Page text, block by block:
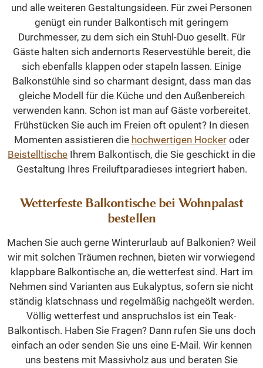
und alle weiteren Gestaltungsideen. Für zwei Personen
genügt ein runder Balkontisch mit geringem
Durchmesser, zu dem sich ein Stuhl-Duo gesellt. Für
Gäste halten sich andernorts Reservestühle bereit, die
sich ebenfalls klappen oder stapeln lassen. Einige
Balkonstühle sind so charmant designt, dass man das
gleiche Modell für die Küche und den Außenbereich
verwenden kann. Schon ist man auf Gäste vorbereitet.
Frühstücken Sie auch im Freien oft opulent? In diesen
Momenten assistieren die hochwertigen Hockeroder
Beistelltische Ihrem Balkontisch, die Sie geschickt in die
Gestaltung Ihres Freiluftparadieses integriert haben.
Wetterfeste Balkontische bei Wohnpalast
bestellen
Machen Sie auch gerne Winterurlaub auf Balkonien? Weil
wir mit solchen Träumen rechnen, bieten wir vorwiegend
klappbare Balkontische an, die wetterfest sind. Hart im
Nehmen sind Varianten aus Eukalyptus, sofern sie nicht
ständig klatschnass und regelmäßig nachgeölt werden.
Völlig wetterfest und anspruchslos ist ein Teak-
Balkontisch. Haben Sie Fragen? Dann rufen Sie uns doch
einfach an oder senden Sie uns eine E-Mail. Wir kennen
uns bestens mit Massivholz aus und beraten Sie